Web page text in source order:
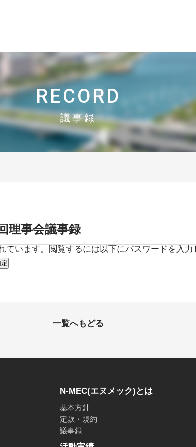
RECORD
議事録
理事会議事録
ています。閲覧するには以下にパスワードを入力
一覧へもどる
N-MEC(エヌメック)とは
基本方針
定款・規約
議事録